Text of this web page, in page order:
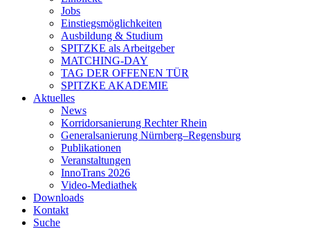
Jobs
Einstiegsmöglichkeiten
Ausbildung & Studium
SPITZKE als Arbeitgeber
MATCHING-DAY
TAG DER OFFENEN TÜR
SPITZKE AKADEMIE
Aktuelles
News
Korridorsanierung Rechter Rhein
Generalsanierung Nürnberg–Regensburg
Publikationen
Veranstaltungen
InnoTrans 2026
Video-Mediathek
Downloads
Kontakt
Suche